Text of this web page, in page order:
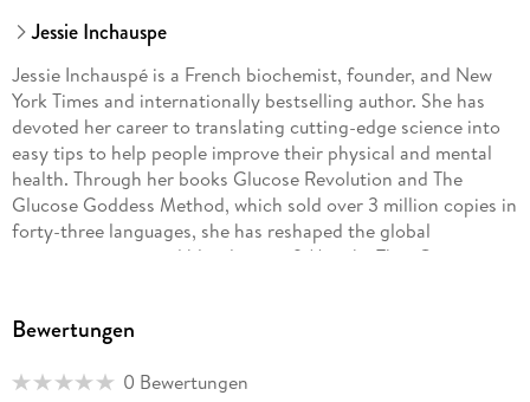
Jessie Inchauspe
Jessie Inchauspé is a French biochemist, founder, and New
York Times and internationally bestselling author. She has
devoted her career to translating cutting-edge science into
easy tips to help people improve their physical and mental
health. Through her books Glucose Revolution and The
Glucose Goddess Method, which sold over 3 million copies in
forty-three languages, she has reshaped the global
conversation around blood sugar. 9 Months That Count
popular social community @GlucoseGoddess, where she
holds a BSc in mathematics from King's College, London, and
Bewertungen
0 Bewertungen